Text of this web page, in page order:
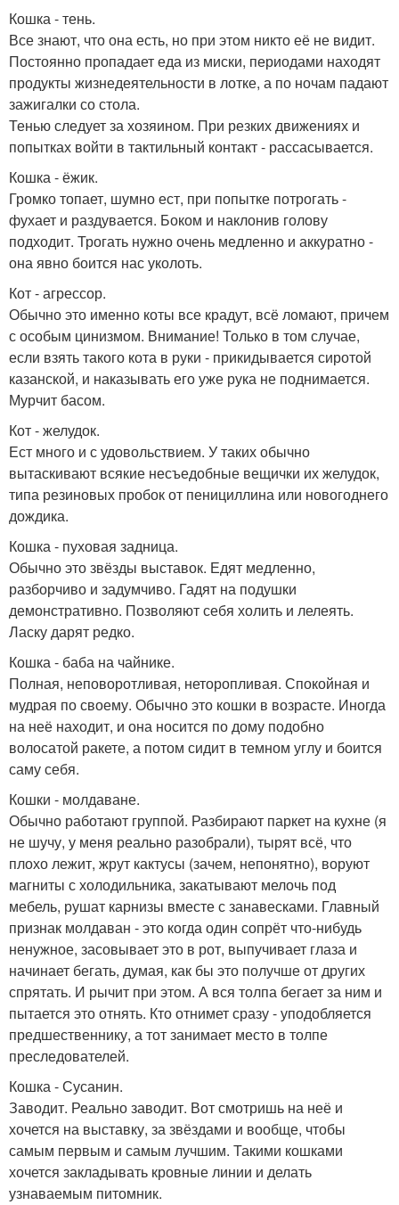
Кошка - тень.
Все знают, что она есть, но при этом никто её не видит.
Постоянно пропадает еда из миски, периодами находят
продукты жизнедеятельности в лотке, а по ночам падают
зажигалки со стола.
Тенью следует за хозяином. При резких движениях и
попытках войти в тактильный контакт - рассасывается.
Кошка - ёжик.
Громко топает, шумно ест, при попытке потрогать -
фухает и раздувается. Боком и наклонив голову
подходит. Трогать нужно очень медленно и аккуратно -
она явно боится нас уколоть.
Кот - агрессор.
Обычно это именно коты все крадут, всё ломают, причем
с особым цинизмом. Внимание! Только в том случае,
если взять такого кота в руки - прикидывается сиротой
казанской, и наказывать его уже рука не поднимается.
Мурчит басом.
Кот - желудок.
Ест много и с удовольствием. У таких обычно
вытаскивают всякие несъедобные вещички их желудок,
типа резиновых пробок от пенициллина или новогоднего
дождика.
Кошка - пуховая задница.
Обычно это звёзды выставок. Едят медленно,
разборчиво и задумчиво. Гадят на подушки
демонстративно. Позволяют себя холить и лелеять.
Ласку дарят редко.
Кошка - баба на чайнике.
Полная, неповоротливая, неторопливая. Спокойная и
мудрая по своему. Обычно это кошки в возрасте. Иногда
на неё находит, и она носится по дому подобно
волосатой ракете, а потом сидит в темном углу и боится
саму себя.
Кошки - молдаване.
Обычно работают группой. Разбирают паркет на кухне (я
не шучу, у меня реально разобрали), тырят всё, что
плохо лежит, жрут кактусы (зачем, непонятно), воруют
магниты с холодильника, закатывают мелочь под
мебель, рушат карнизы вместе с занавесками. Главный
признак молдаван - это когда один сопрёт что-нибудь
ненужное, засовывает это в рот, выпучивает глаза и
начинает бегать, думая, как бы это получше от других
спрятать. И рычит при этом. А вся толпа бегает за ним и
пытается это отнять. Кто отнимет сразу - уподобляется
предшественнику, а тот занимает место в толпе
преследователей.
Кошка - Сусанин.
Заводит. Реально заводит. Вот смотришь на неё и
хочется на выставку, за звёздами и вообще, чтобы
самым первым и самым лучшим. Такими кошками
хочется закладывать кровные линии и делать
узнаваемым питомник.